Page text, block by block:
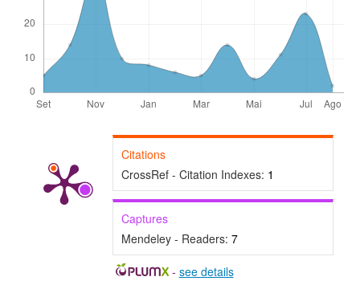
Citations
CrossRef - Citation Indexes: 1
Captures
Mendeley - Readers: 7
- see details